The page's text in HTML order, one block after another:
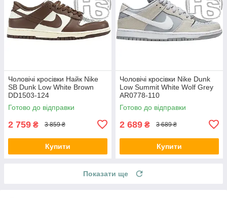
Чоловічі кросівки Найк Nike
SB Dunk Low White Brown
DD1503-124
Готово до відправки
2 759 ₴ 3 859 ₴
Купити
Чоловічі кросівки Nike Dunk
Low Summit White Wolf Grey
AR0778-110
Готово до відправки
2 689 ₴ 3 689 ₴
Купити
Показати ще